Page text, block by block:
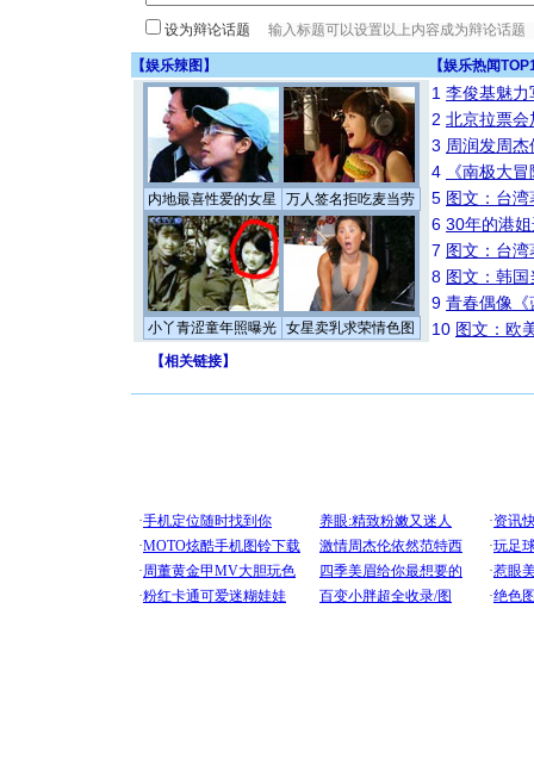
设为辩论话题
【娱乐辣图 】 【娱乐热闻
内地最喜性爱的女星 万人签名拒吃麦当劳
小丫青涩童年照曝光 女星卖乳求荣情色图
1 李俊基魅力
2 北京拉票
3 周润发周
4
《南极大
5 图文：台
6 30年的港
7 图文：台
8 图文：韩
9 青春偶像《
10 图文：欧
【相关链接】